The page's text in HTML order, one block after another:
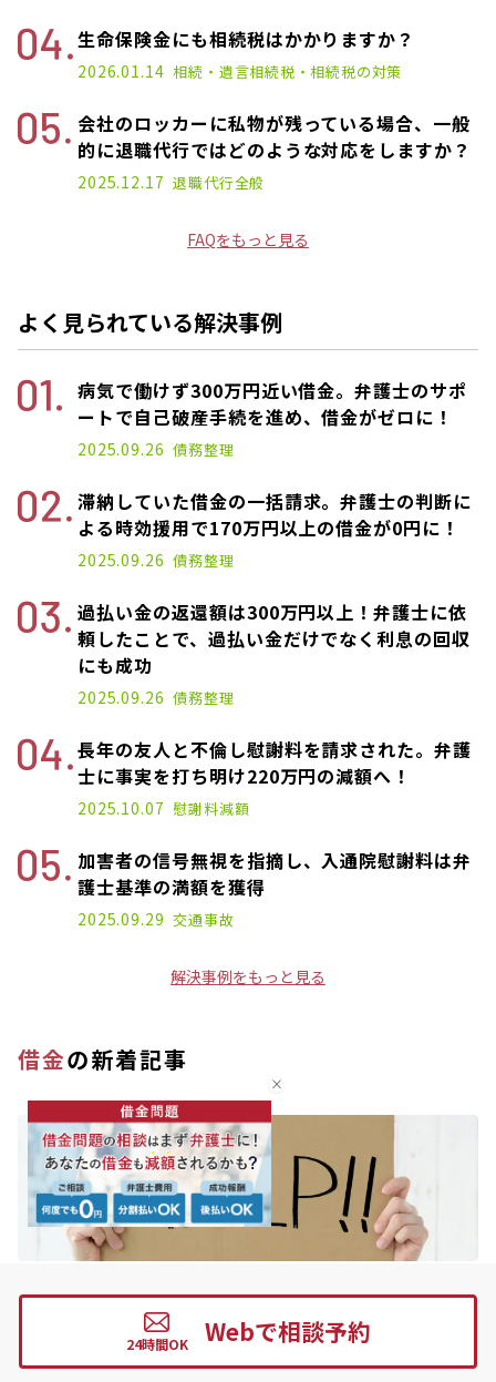
Webで相談予約
生命保険金にも相続税はかかりますか？
2026.01.14 相続・遺言相続税・相続税の対策
会社のロッカーに私物が残っている場合、一般
的に退職代行ではどのような対応をしますか？
2025.12.17 退職代行全般
FAQをもっと見る
よく見られている解決事例
病気で働けず300万円近い借金。弁護士のサポ
ートで自己破産手続を進め、借金がゼロに！
2025.09.26 債務整理
滞納していた借金の一括請求。弁護士の判断に
よる時効援用で170万円以上の借金が0円に！
2025.09.26 債務整理
過払い金の返還額は300万円以上！弁護士に依
頼したことで、過払い金だけでなく利息の回収
にも成功
2025.09.26 債務整理
長年の友人と不倫し慰謝料を請求された。弁護
士に事実を打ち明け220万円の減額へ！
2025.10.07 慰謝料減額
加害者の信号無視を指摘し、入通院慰謝料は弁
護士基準の満額を獲得
2025.09.29 交通事故
解決事例をもっと見る
借金の新着記事
「借金で苦しい！助けて！」と思ったときの解決
方法や相談窓口
借金債務整理